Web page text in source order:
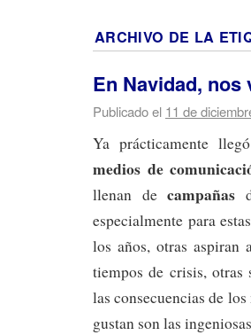
ARCHIVO DE LA
En Navidad, nos
Publicado el 11 de
Ya prácticamente
medios de
llenan decampañas
especialmente para
los años, otras aspiran
tiempos de crisis, otras
las consecuencias de
gustan son las